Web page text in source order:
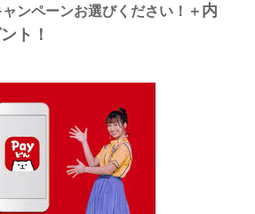
ペーンお選びください！＋ 内
ト！